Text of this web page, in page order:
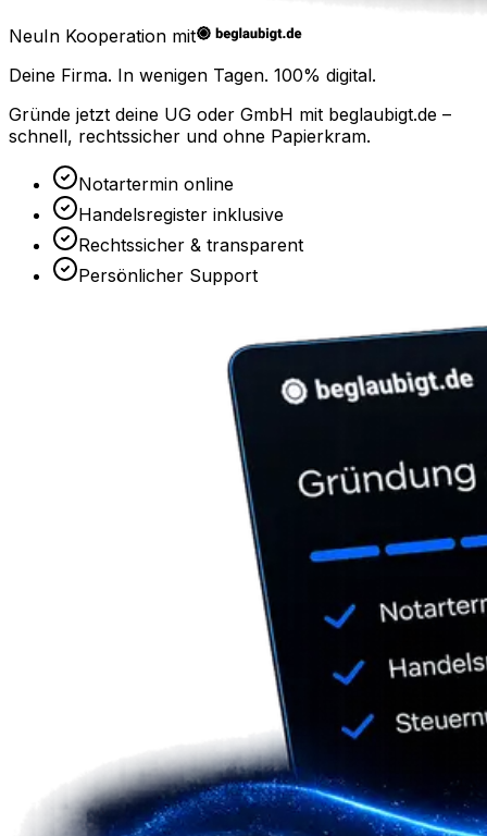
NeuIn Kooperation mit
Deine Firma. In wenigen Tagen. 100% digital.
Gründe jetzt deine UG oder GmbH mit beglaubigt.de –
schnell, rechtssicher und ohne Papierkram.
Notartermin online
Handelsregister inklusive
Rechtssicher & transparent
Persönlicher Support